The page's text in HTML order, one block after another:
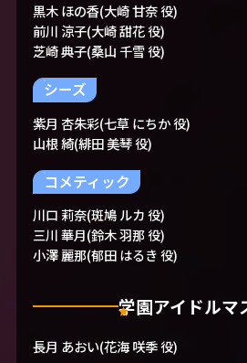
黒木 ほの香(大崎 甘奈 役)
前川 涼子(大崎 甜花 役)
芝崎 典子(桑山 千雪 役)
シーズ
紫月 杏朱彩(七草 にちか 役)
山根 綺(緋田 美琴 役)
コメティック
川口 莉奈(斑鳩 ルカ 役)
三川 華月(鈴木 羽那 役)
小澤 麗那(郁田 はるき 役)
学園アイドルマ
長月 あおい(花海 咲季 役)